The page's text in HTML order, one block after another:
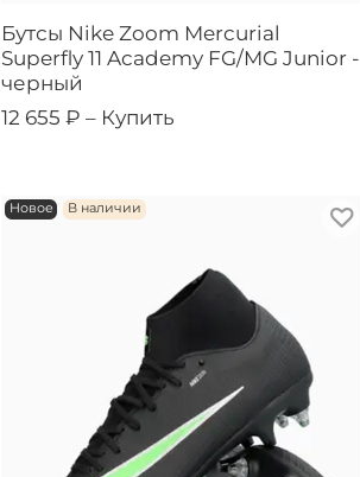
Бутсы Nike Zoom Mercurial
Superfly 11 Academy FG/MG Junior -
черный
12 655 ₽ – Купить
Новое В наличии